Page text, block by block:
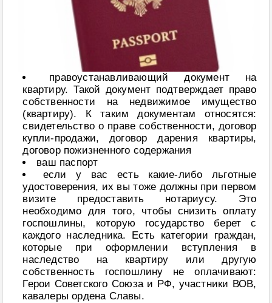
правоустанавливающий документ на
квартиру. Такой документ подтверждает право
собственности на недвижимое имущество
(квартиру). К таким документам относятся:
свидетельство о праве собственности, договор
купли-продажи, договор дарения квартиры,
договор пожизненного содержания
ваш паспорт
если у вас есть какие-либо льготные
удостоверения, их вы тоже должны при первом
визите предоставить нотариусу. Это
необходимо для того, чтобы снизить оплату
госпошлины, которую государство берет с
каждого наследника. Есть категории граждан,
которые при оформлении вступления в
наследство на квартиру или другую
собственность госпошлину не оплачивают:
Герои Советского Союза и РФ, участники ВОВ,
кавалеры ордена Славы.